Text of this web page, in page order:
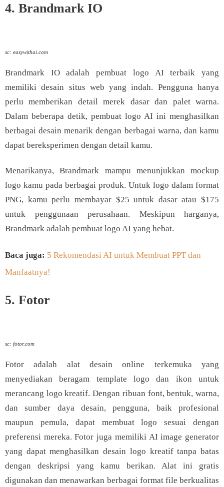
4. Brandmark IO
sc: easywithai.com
Brandmark IO adalah pembuat logo AI terbaik yang
memiliki desain situs web yang indah. Pengguna hanya
perlu memberikan detail merek dasar dan palet warna.
Dalam beberapa detik, pembuat logo AI ini menghasilkan
berbagai desain menarik dengan berbagai warna, dan kamu
dapat bereksperimen dengan detail kamu.
Menarikanya, Brandmark mampu menunjukkan mockup
logo kamu pada berbagai produk. Untuk logo dalam format
PNG, kamu perlu membayar $25 untuk dasar atau $175
untuk penggunaan perusahaan. Meskipun harganya,
Brandmark adalah pembuat logo AI yang hebat.
Baca juga: 5 Rekomendasi AI untuk Membuat PPT dan
Manfaatnya!
5. Fotor
sc: fotor.com
Fotor adalah alat desain online terkemuka yang
menyediakan beragam template logo dan ikon untuk
merancang logo kreatif. Dengan ribuan font, bentuk, warna,
dan sumber daya desain, pengguna, baik profesional
maupun pemula, dapat membuat logo sesuai dengan
preferensi mereka. Fotor juga memiliki AI image generator
yang dapat menghasilkan desain logo kreatif tanpa batas
dengan deskripsi yang kamu berikan. Alat ini gratis
digunakan dan menawarkan berbagai format file berkualitas